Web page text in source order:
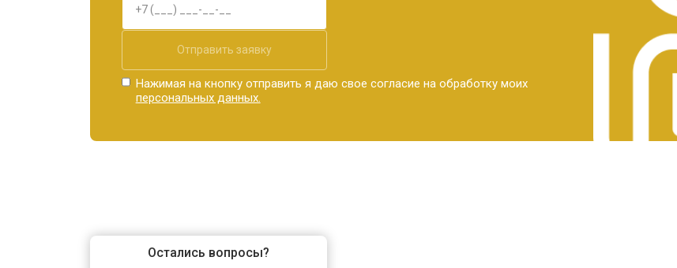
Отправить заявку
Нажимая на кнопку отправить я даю свое согласие на обработку моих
персональных данных.
Остались вопросы?